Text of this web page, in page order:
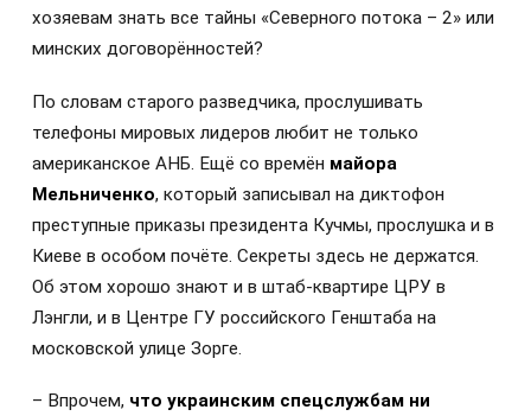
хозяевам знать все тайны «Северного потока – 2» или
минских договорённостей?
По словам старого разведчика, прослушивать
телефоны мировых лидеров любит не только
американское АНБ. Ещё со времён майора
Мельниченко, который записывал на диктофон
преступные приказы президента Кучмы, прослушка и в
Киеве в особом почёте. Секреты здесь не держатся.
Об этом хорошо знают и в штаб-квартире ЦРУ в
Лэнгли, и в Центре ГУ российского Генштаба на
московской улице Зорге.
– Впрочем, что украинским спецслужбам ни